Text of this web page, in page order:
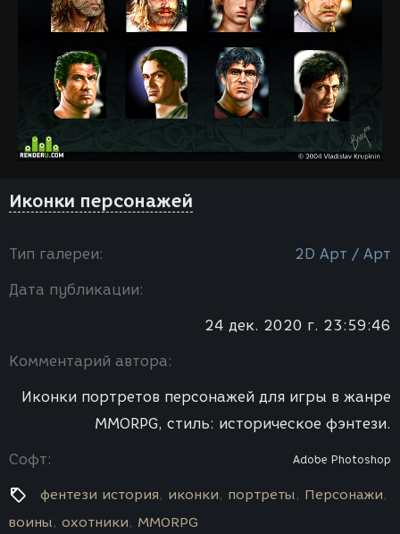
Иконки персонажей
Тип галереи: 2D Арт / Арт
Дата публикации:
24 дек. 2020 г. 23:59:46
Комментарий автора:
Иконки портретов персонажей для игры в жанре
MMORPG, стиль: историческое фэнтези.
Софт: Adobe Photoshop
фентези история иконки портреты
Персонажи
воины
охотники MMORPG